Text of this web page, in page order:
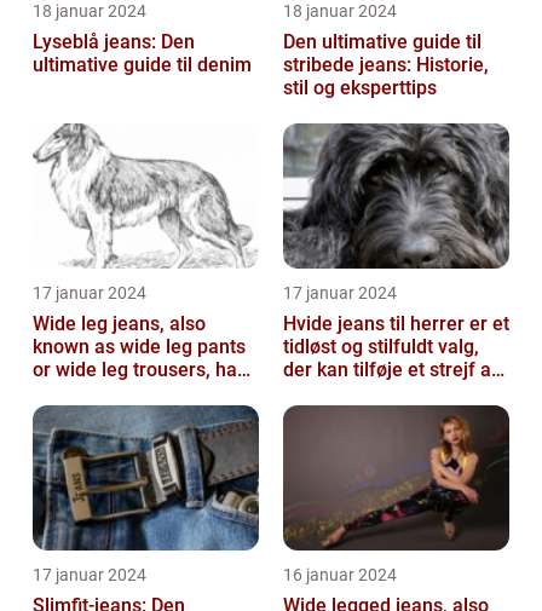
18 januar 2024
Lyseblå jeans: Den
ultimative guide til denim
18 januar 2024
Den ultimative guide til
stribede jeans: Historie,
stil og eksperttips
17 januar 2024
Wide leg jeans, also
known as wide leg pants
or wide leg trousers, have
fashion tre...
17 januar 2024
Hvide jeans til herrer er et
tidløst og stilfuldt valg,
der kan tilføje et strejf af
17 januar 2024
Slimfit-jeans: Den
16 januar 2024
Wide legged jeans, also